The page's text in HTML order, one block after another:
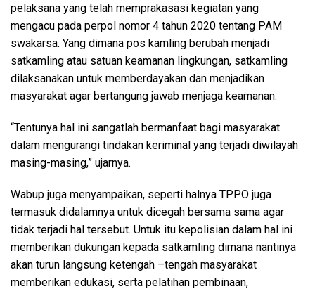
pelaksana yang telah memprakasasi kegiatan yang
mengacu pada perpol nomor 4 tahun 2020 tentang PAM
swakarsa. Yang dimana pos kamling berubah menjadi
satkamling atau satuan keamanan lingkungan, satkamling
dilaksanakan untuk memberdayakan dan menjadikan
masyarakat agar bertangung jawab menjaga keamanan.
“Tentunya hal ini sangatlah bermanfaat bagi masyarakat
dalam mengurangi tindakan keriminal yang terjadi diwilayah
masing-masing,” ujarnya.
Wabup juga menyampaikan, seperti halnya TPPO juga
termasuk didalamnya untuk dicegah bersama sama agar
tidak terjadi hal tersebut. Untuk itu kepolisian dalam hal ini
memberikan dukungan kepada satkamling dimana nantinya
akan turun langsung ketengah –tengah masyarakat
memberikan edukasi, serta pelatihan pembinaan,